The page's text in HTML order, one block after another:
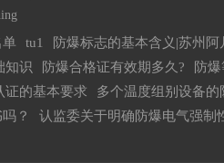
单 tu1 防爆标志的基本含义|苏州阿
知识
防爆合格证有效期多久? 防
证的基本要求 多个温度组别设备
？
认监委关于明确防爆电气强制